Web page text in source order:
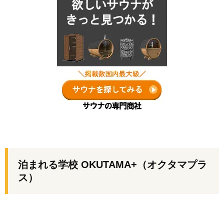
泊まれる学校 OKUTAMA+（オクタマプラ
ス）